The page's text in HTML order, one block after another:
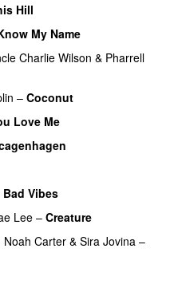
Hill
My Name
Charlie Wilson & Pharrell
– Coconut
Love Me
Bad Vibes
Lee – Creature
Noah Carter & Sira Jovina –